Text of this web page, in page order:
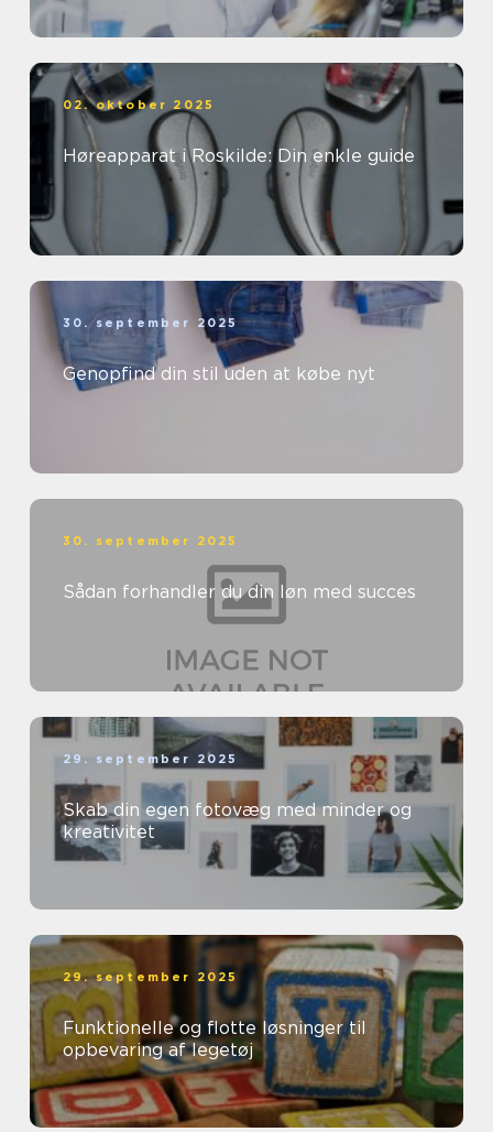
02. oktober 2025
Høreapparat i Roskilde: Din enkle guide
30. september 2025
Genopfind din stil uden at købe nyt
30. september 2025
Sådan forhandler du din løn med succes
29. september 2025
Skab din egen fotovæg med minder og
kreativitet
29. september 2025
Funktionelle og flotte løsninger til
opbevaring af legetøj